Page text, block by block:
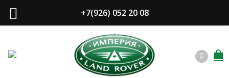
+7(926) 052 20 08